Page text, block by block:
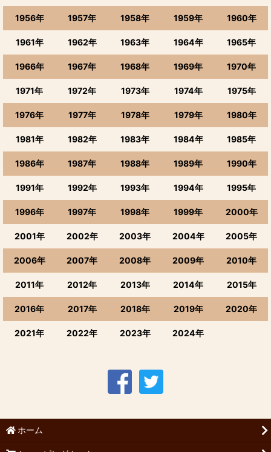
1956年 1957年 1958年 1959年 1960年
1961年 1962年 1963年 1964年 1965年
1966年 1967年 1968年 1969年 1970年
1971年 1972年 1973年 1974年 1975年
1976年 1977年 1978年 1979年 1980年
1981年 1982年 1983年 1984年 1985年
1986年 1987年 1988年 1989年 1990年
1991年 1992年 1993年 1994年 1995年
1996年 1997年 1998年 1999年 2000年
2001年 2002年 2003年 2004年 2005年
2006年 2007年 2008年 2009年 2010年
2011年 2012年 2013年 2014年 2015年
2016年 2017年 2018年 2019年 2020年
2021年 2022年 2023年 2024年
ホーム